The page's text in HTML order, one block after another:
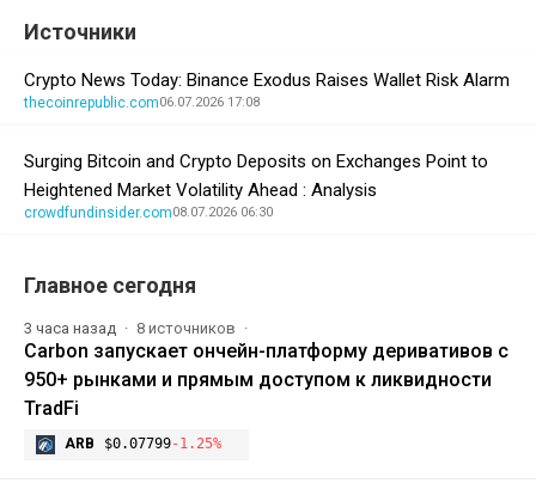
Источники
Crypto News Today: Binance Exodus Raises Wallet Risk Alarm
thecoinrepublic.com06.07.2026 17:08
Surging Bitcoin and Crypto Deposits on Exchanges Point to
Heightened Market Volatility Ahead : Analysis
crowdfundinsider.com08.07.2026 06:30
Главное сегодня
3 часа назад 8 источников
Carbon запускает ончейн-платформу деривативов с
950+ рынками и прямым доступом к ликвидности
TradFi
ARB $0.07799-1.25%